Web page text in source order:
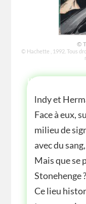
©
© Hachette , 1992. Tous
HISTOIRE
lndy et
Face à eux,
milieu de
avec du
Mais que se
Stonehenge ?
Ce lieu